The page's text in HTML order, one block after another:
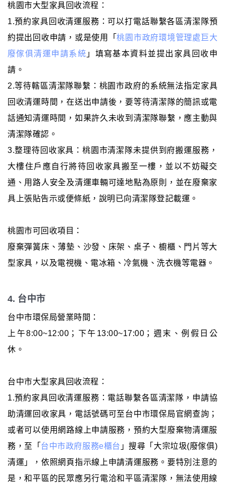
桃園市大型家具回收流程：
1.預約家具回收清運服務：可以打電話聯繫各區清潔隊預
約提出回收申請，或是使用「桃園市政府環境管理處巨大
廢傢俱清運申請系統 」填寫基本資料並提出家具回收申
請。
2.等待轄區清潔隊聯繫：桃園市政府的系統無法指定家具
回收清運時間，在送出申請後，要等待清潔隊的簡訊或電
話通知清運時間，如果許久未收到清潔隊聯繫，應主動與
清潔隊確認。
3.整理待回收家具：桃園市清潔隊未提供到府搬運服務，
大樓住戶應自行將待回收家具搬至一樓，並以不妨礙交
通、用路人安全及清運車輛可達地點為原則，並在廢棄家
具上張貼告示或便條紙，說明已向清潔隊登記載運。
桃園市可回收項目：
廢棄彈簧床、薄墊、沙發、床架、桌子、櫥櫃、門片等大
型家具，以及電視機、電冰箱、冷氣機、洗衣機等電器。
4. 台中市
台中市環保局營業時間：
上午8:00~12:00；下午13:00~17:00；週末、例假日公
休。
台中市大型家具回收流程：
1.預約家具回收清運服務：電話聯繫各區清潔隊，申請協
助清運回收家具，電話號碼可至台中市環保局官網查詢；
或者可以使用網路線上申請服務，預約大型廢棄物清運服
務，至「 台中市政府服務e櫃台 」搜尋「大宗垃圾(廢傢俱)
清運」，依照網頁指示線上申請清運服務。要特別注意的
是，和平區的民眾應另行電洽和平區清潔隊，無法使用線